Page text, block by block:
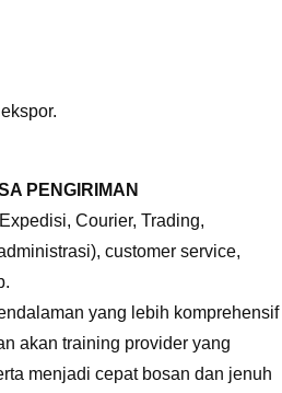
PENGIRIMAN
Courier, Trading,
customer service,
yang lebih komprehensif
akan training provider yang
menjadi cepat bosan dan jenuh